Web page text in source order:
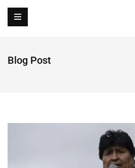
Blog Post